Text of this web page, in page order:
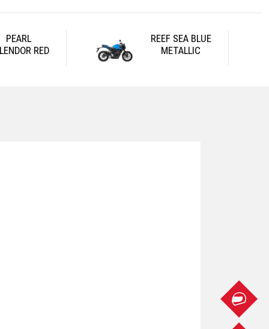
PEARL
RED
REEF SEA BLUE
METALLIC